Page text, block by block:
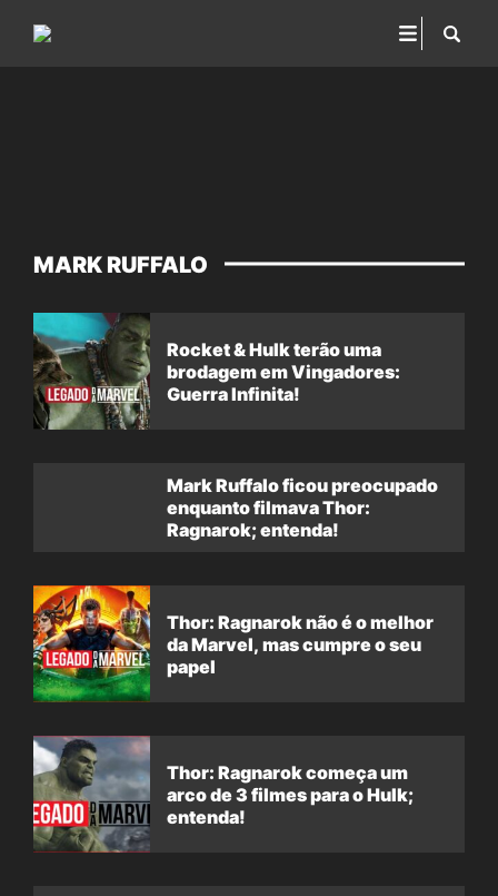
MARK RUFFALO
Rocket & Hulk terão uma
brodagem em Vingadores:
Guerra Infinita!
Mark Ruffalo ficou preocupado
enquanto filmava Thor:
Ragnarok; entenda!
Thor: Ragnarok não é o melhor
da Marvel, mas cumpre o seu
papel
Thor: Ragnarok começa um
arco de 3 filmes para o Hulk;
entenda!